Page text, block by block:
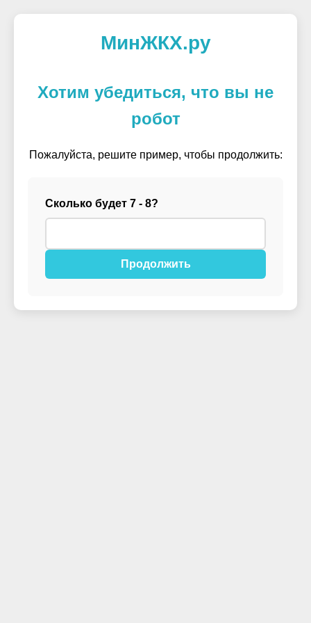
МинЖКХ.ру
Хотим убедиться, что вы не
робот
Пожалуйста, решите пример, чтобы продолжить:
Сколько будет 7 - 8?
Продолжить